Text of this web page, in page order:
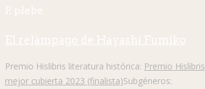
P. plebe
El relámpago de Hayashi Fumiko
Premio Hislibris literatura histórica: Premio Hislibris
mejor cubierta 2023 (finalista)Subgéneros: